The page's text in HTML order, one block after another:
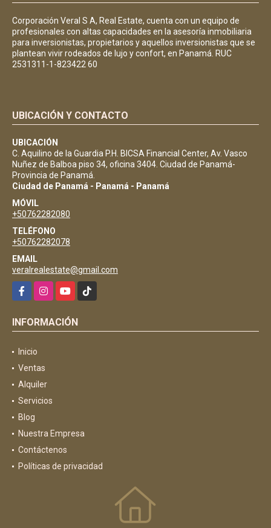
Corporación Veral S A, Real Estate, cuenta con un equipo de
profesionales con altas capacidades en la asesoría inmobiliaria
para inversionistas, propietarios y aquellos inversionistas que se
plantean vivir rodeados de lujo y confort, en Panamá. RUC
2531311-1-823422 60
UBICACIÓN Y CONTACTO
UBICACIÓN
C. Aquilino de la Guardia P.H. BICSA Financial Center, Av. Vasco
Nuñez de Balboa piso 34, oficina 3404. Ciudad de Panamá-
Provincia de Panamá.
Ciudad de Panamá - Panamá - Panamá
MÓVIL
+50762282080
TELÉFONO
+50762282078
EMAIL
veralrealestate@gmail.com
FacebookInstagramYouTubeTikTok
INFORMACIÓN
Inicio
Ventas
Alquiler
Servicios
Blog
Nuestra Empresa
Contáctenos
Políticas de privacidad